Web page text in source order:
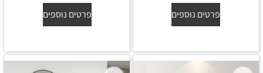
פרטים נוספים פרטים נוספים